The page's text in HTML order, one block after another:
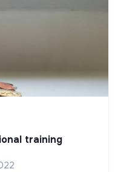
training